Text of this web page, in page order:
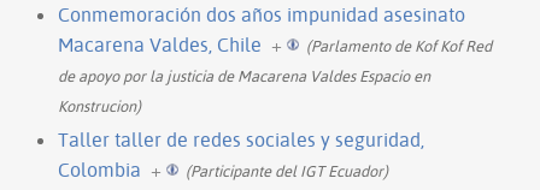
Conmemoración dos años impunidad asesinato
Macarena Valdes, Chile +
(Parlamento de Kof Kof Red
de apoyo por la justicia de Macarena Valdes Espacio en
Konstrucion)
Taller taller de redes sociales y seguridad,
Colombia + (Participante del IGT Ecuador)